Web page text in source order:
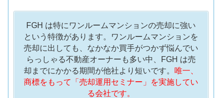
FGH は特にワンルームマンションの売却に強い
という特徴があります。ワンルームマンションを
売却に出しても、なかなか買手がつかず悩んでい
らっしゃる不動産オーナーも多い中、FGH は売
却までにかかる期間が他社より短いです。 唯一、
商標をもって「売却運用セミナー」を実施してい
る会社です。